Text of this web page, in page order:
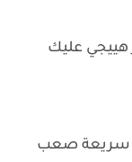
عليك
سريعة صعب